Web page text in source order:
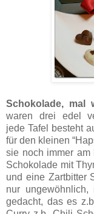
Schokolade, mal
waren drei edel
jede Tafel besteht
für den kleinen
sie noch immer am
Schokolade mit
und eine Zartbitter
nur
gedacht, das es